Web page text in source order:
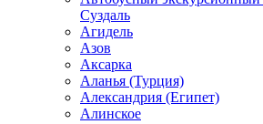
Суздаль
Агидель
Азов
Аксарка
Аланья (Турция)
Александрия (Египет)
Алинское